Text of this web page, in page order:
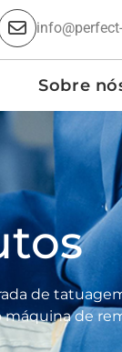
Sobre
de
máquina de